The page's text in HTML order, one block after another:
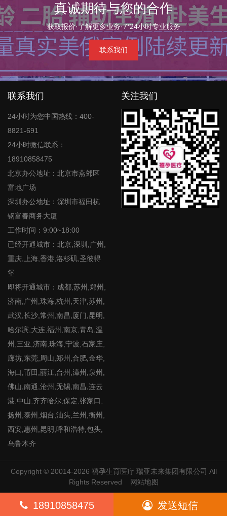
真诚期待与您的合作
获取报价·了解更多业务·7*24小时专业服务
联系我们
联系我们
24小时为您中国热线：400-
8821-691
24小时微信联系：
18910858475
北京办公地址：北京市燕郊区
富地广场
深圳办公地址：深圳市福田杭
钢富春商务大厦
工作时间：9:00~18:00
已经开通城市：北京,深圳,广州,
重庆,上海,香港,洛杉矶,圣彼得
堡
即将开通城市：成都,苏州,郑州,
济南,广州,珠海,杭州,天津,苏州,
武汉,长沙,常州,南昌,厦门,昆明,
哈尔滨,大连,福州,南京,青岛,温
州,三亚,济南,珠海,宁波,石家庄,
廊坊,东莞,周山,郑州,合肥,金华,
海口,莆田,丽江,台州,漳州,泉州,
佛山,南通,沧州,无锡,南昌,连云
港,中山,齐齐哈尔,保定,张家口,
扬州,泰州,烟台,汕头,兰州,衡州,
西安,惠州,昆明,呼和浩特,包头,
乌鲁木齐
关注我们
Copyright © 20014-2026 禧孕生育医疗 瑞亚未来集团有限公司 All
Rights Reserved
网站地图
18910858475 发送短信